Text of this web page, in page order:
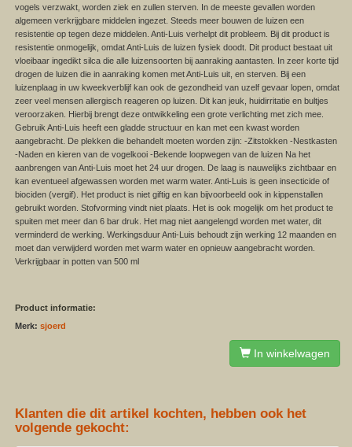
vogels verzwakt, worden ziek en zullen sterven. In de meeste gevallen worden
algemeen verkrijgbare middelen ingezet. Steeds meer bouwen de luizen een
resistentie op tegen deze middelen. Anti-Luis verhelpt dit probleem. Bij dit product is
resistentie onmogelijk, omdat Anti-Luis de luizen fysiek doodt. Dit product bestaat uit
vloeibaar ingedikt silca die alle luizensoorten bij aanraking aantasten. In zeer korte tijd
drogen de luizen die in aanraking komen met Anti-Luis uit, en sterven. Bij een
luizenplaag in uw kweekverblijf kan ook de gezondheid van uzelf gevaar lopen, omdat
zeer veel mensen allergisch reageren op luizen. Dit kan jeuk, huidirritatie en bultjes
veroorzaken. Hierbij brengt deze ontwikkeling een grote verlichting met zich mee.
Gebruik Anti-Luis heeft een gladde structuur en kan met een kwast worden
aangebracht. De plekken die behandelt moeten worden zijn: -Zitstokken -Nestkasten
-Naden en kieren van de vogelkooi -Bekende loopwegen van de luizen Na het
aanbrengen van Anti-Luis moet het 24 uur drogen. De laag is nauwelijks zichtbaar en
kan eventueel afgewassen worden met warm water. Anti-Luis is geen insecticide of
biociden (vergif). Het product is niet giftig en kan bijvoorbeeld ook in kippenstallen
gebruikt worden. Stofvorming vindt niet plaats. Het is ook mogelijk om het product te
spuiten met meer dan 6 bar druk. Het mag niet aangelengd worden met water, dit
verminderd de werking. Werkingsduur Anti-Luis behoudt zijn werking 12 maanden en
moet dan verwijderd worden met warm water en opnieuw aangebracht worden.
Verkrijgbaar in potten van 500 ml
Product informatie:
Merk:sjoerd
In winkelwagen
Klanten die dit artikel kochten, hebben ook het
volgende gekocht: